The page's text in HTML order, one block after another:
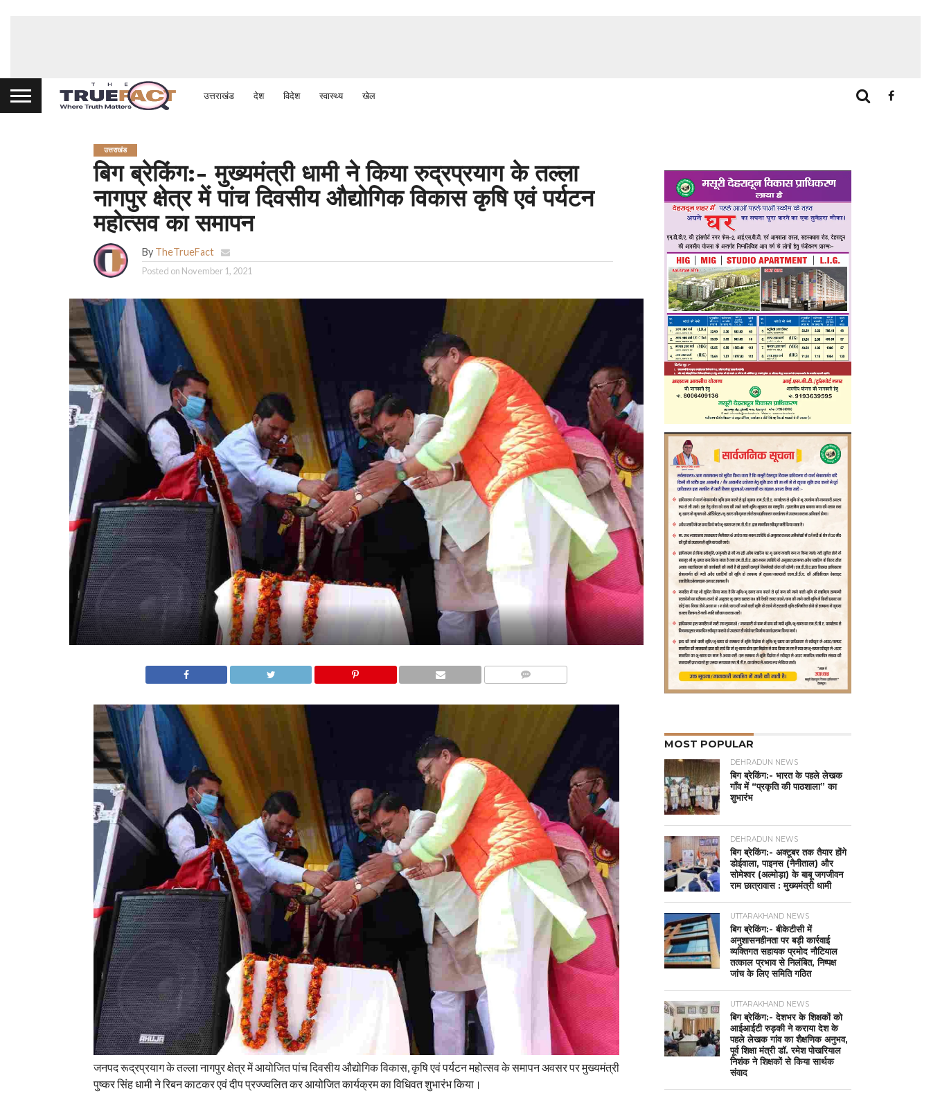
उत्तराखंड देश विदेश स्वास्थ्य खेल
उत्तराखंड
बिग ब्रेकिंग:- मुख्यमंत्री धामी ने किया रुद्रप्रयाग के तल्ला
नागपुर क्षेत्र में पांच दिवसीय औद्योगिक विकास कृषि एवं पर्यटन
महोत्सव का समापन
By TheTrueFact
Posted on November 1, 2021
जनपद रूद्रप्रयाग के तल्ला नागपुर क्षेत्र में आयोजित पांच दिवसीय औद्योगिक विकास, कृषि एवं पर्यटन महोत्सव के समापन अवसर पर मुख्यमंत्री
पुष्कर सिंह धामी ने रिबन काटकर एवं दीप प्रज्ज्वलित कर आयोजित कार्यक्रम का विधिवत शुभारंभ किया।
MOST POPULAR
DEHRADUN NEWS
बिग ब्रेकिंग:- भारत के पहले लेखक
गाँव में “प्रकृति की पाठशाला” का
शुभारंभ
DEHRADUN NEWS
बिग ब्रेकिंग:- अक्टूबर तक तैयार होंगे
डोईवाला, पाइनस (नैनीताल) और
सोमेश्वर (अल्मोड़ा) के बाबू जगजीवन
राम छात्रावास : मुख्यमंत्री धामी
UTTARAKHAND NEWS
बिग ब्रेकिंग:- बीकेटीसी में
अनुशासनहीनता पर बड़ी कार्रवाई
व्यक्तिगत सहायक प्रमोद नौटियाल
तत्काल प्रभाव से निलंबित, निष्पक्ष
जांच के लिए समिति गठित
UTTARAKHAND NEWS
बिग ब्रेकिंग:- देशभर के शिक्षकों को
आईआईटी रुड़की ने कराया देश के
पहले लेखक गांव का शैक्षणिक अनुभव,
पूर्व शिक्षा मंत्री डॉ. रमेश पोखरियाल
निशंक ने शिक्षकों से किया सार्थक
संवाद